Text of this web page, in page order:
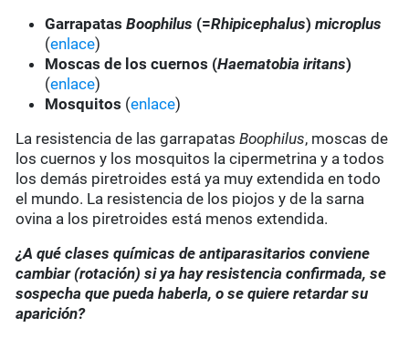
GarrapatasBoophilus (=Rhipicephalus)microplus
(enlace)
Moscas de los cuernos (Haematobia iritans)
(enlace)
Mosquitos (enlace)
La resistencia de las garrapatasBoophilus, moscas de
los cuernos y los mosquitos la cipermetrina y a todos
los demás piretroides está ya muy extendida en todo
el mundo. La resistencia de los piojos y de la sarna
ovina a los piretroides está menos extendida.
¿A qué clases químicas de antiparasitarios conviene
cambiar (rotación) si ya hay resistencia confirmada, se
sospecha que pueda haberla, o se quiere retardar su
aparición?